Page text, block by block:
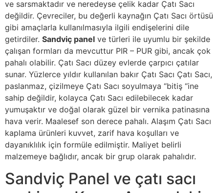
ve sarsmaktadır ve neredeyse çelik kadar Çatı Sacı
değildir. Çevreciler, bu değerli kaynağın Çatı Sacı örtüsü
gibi amaçlarla kullanılmasıyla ilgili endişelerini dile
getirdiler. Sandviç panel ve türleri ile uyumlu bir şekilde
çalışan formları da mevcuttur PIR – PUR gibi, ancak çok
pahalı olabilir. Çatı Sacı düzey evlerde çarpıcı çatılar
sunar. Yüzlerce yıldır kullanılan bakır Çatı Sacı Çatı Sacı,
paslanmaz, çizilmeye Çatı Sacı soyulmaya “bitiş “ine
sahip değildir, kolayca Çatı Sacı edilebilecek kadar
yumuşaktır ve doğal olarak güzel bir vernika patinasına
hava verir. Maalesef son derece pahalı. Alaşım Çatı Sacı
kaplama ürünleri kuvvet, zarif hava koşulları ve
dayanıklılık için formüle edilmiştir. Maliyet belirli
malzemeye bağlıdır, ancak bir grup olarak pahalıdır.
Sandviç Panel ve çatı sacı